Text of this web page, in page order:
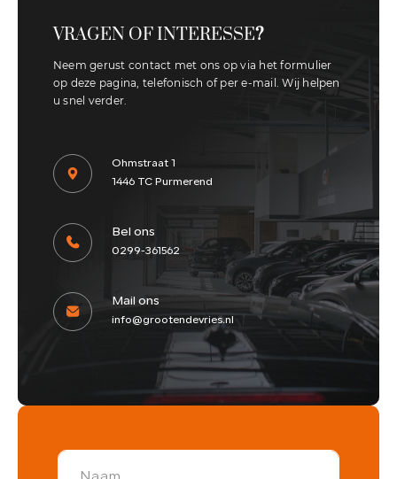
VRAGEN OF INTERESSE?
Neem gerust contact met ons op via het formulier
op deze pagina, telefonisch of per e-mail. Wij helpen
u snel verder.
Ohmstraat 1
1446 TC Purmerend
Bel ons
0299-361562
Mail ons
info@grootendevries.nl